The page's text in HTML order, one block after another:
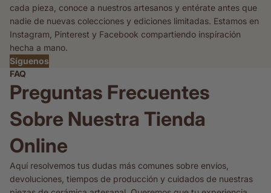
cada pieza, conoce a nuestros artesanos y entérate antes que
nadie de nuevas colecciones y ediciones limitadas. Estamos en
Instagram, Pinterest y Facebook compartiendo inspiración
hecha a mano.
Síguenos
FAQ
Preguntas Frecuentes
Sobre Nuestra Tienda
Online
Aquí resolvemos tus dudas más comunes sobre envíos,
devoluciones, tiempos de producción y cuidados de nuestras